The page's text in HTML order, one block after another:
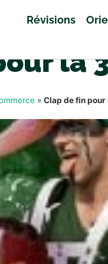
Révisions
la
» Clap de fin pour